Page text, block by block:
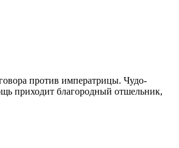
против императрицы. Чудо-
приходит благородный отшельник,